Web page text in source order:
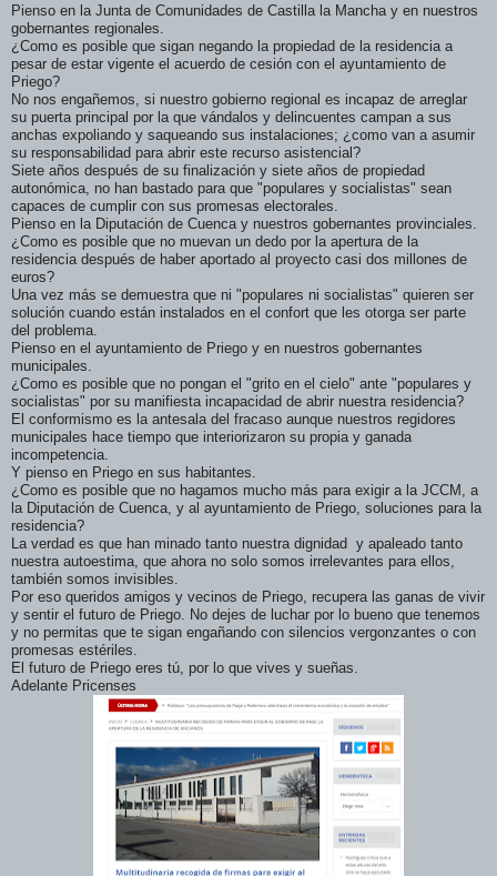
Pienso en la Junta de Comunidades de Castilla la Mancha y en nuestros
gobernantes regionales.
¿Como es posible que sigan negando la propiedad de la residencia a
pesar de estar vigente el acuerdo de cesión con el ayuntamiento de
Priego?
No nos engañemos, si nuestro gobierno regional es incapaz de arreglar
su puerta principal por la que vándalos y delincuentes campan a sus
anchas expoliando y saqueando sus instalaciones; ¿como van a asumir
su responsabilidad para abrir este recurso asistencial?
Siete años después de su finalización y siete años de propiedad
autonómica, no han bastado para que "populares y socialistas" sean
capaces de cumplir con sus promesas electorales.
Pienso en la Diputación de Cuenca y nuestros gobernantes provinciales.
¿Como es posible que no muevan un dedo por la apertura de la
residencia después de haber aportado al proyecto casi dos millones de
euros?
Una vez más se demuestra que ni "populares ni socialistas" quieren ser
solución cuando están instalados en el confort que les otorga ser parte
del problema.
Pienso en el ayuntamiento de Priego y en nuestros gobernantes
municipales.
¿Como es posible que no pongan el "grito en el cielo" ante "populares y
socialistas" por su manifiesta incapacidad de abrir nuestra residencia?
El conformismo es la antesala del fracaso aunque nuestros regidores
municipales hace tiempo que interiorizaron su propia y ganada
incompetencia.
Y pienso en Priego en sus habitantes.
¿Como es posible que no hagamos mucho más para exigir a la JCCM, a
la Diputación de Cuenca, y al ayuntamiento de Priego, soluciones para la
residencia?
La verdad es que han minado tanto nuestra dignidad y apaleado tanto
nuestra autoestima, que ahora no solo somos irrelevantes para ellos,
también somos invisibles.
Por eso queridos amigos y vecinos de Priego, recupera las ganas de vivir
y sentir el futuro de Priego. No dejes de luchar por lo bueno que tenemos
y no permitas que te sigan engañando con silencios vergonzantes o con
promesas estériles.
El futuro de Priego eres tú, por lo que vives y sueñas.
Adelante Pricenses